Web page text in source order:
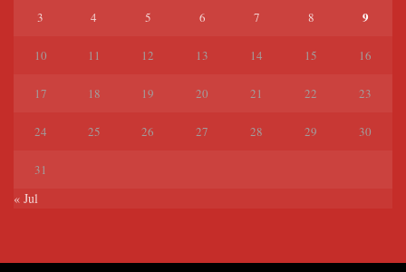
3 4 5 6 7 8 9
10 11 12 13 14 15 16
17 18 19 20 21 22 23
24 25 26 27 28 29 30
31
« Jul